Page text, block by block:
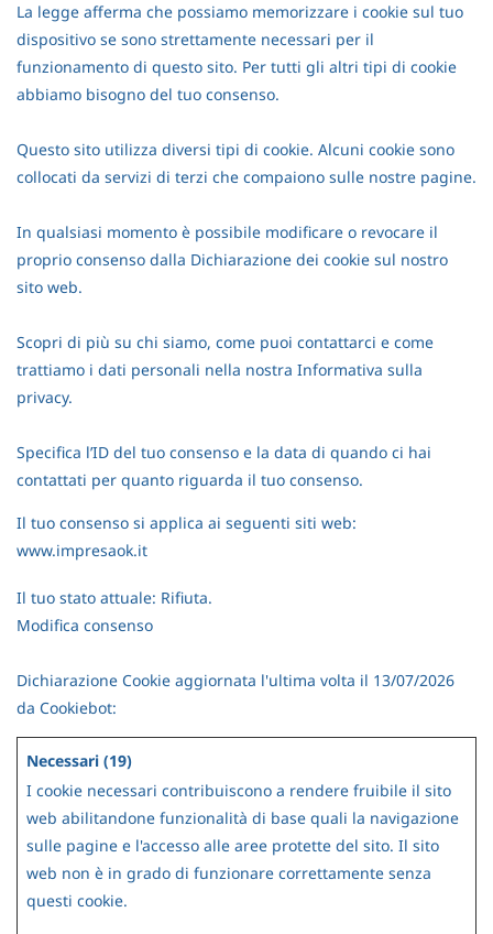
La legge afferma che possiamo memorizzare i cookie sul tuo
dispositivo se sono strettamente necessari per il
funzionamento di questo sito. Per tutti gli altri tipi di cookie
abbiamo bisogno del tuo consenso.
Questo sito utilizza diversi tipi di cookie. Alcuni cookie sono
collocati da servizi di terzi che compaiono sulle nostre pagine.
In qualsiasi momento è possibile modificare o revocare il
proprio consenso dalla Dichiarazione dei cookie sul nostro
sito web.
Scopri di più su chi siamo, come puoi contattarci e come
trattiamo i dati personali nella nostra Informativa sulla
privacy.
Specifica l’ID del tuo consenso e la data di quando ci hai
contattati per quanto riguarda il tuo consenso.
Il tuo consenso si applica ai seguenti siti web:
www.impresaok.it
Il tuo stato attuale: Rifiuta.
Modifica consenso
Dichiarazione Cookie aggiornata l'ultima volta il 13/07/2026
da Cookiebot:
Necessari (19)
I cookie necessari contribuiscono a rendere fruibile il sito
web abilitandone funzionalità di base quali la navigazione
sulle pagine e l'accesso alle aree protette del sito. Il sito
web non è in grado di funzionare correttamente senza
questi cookie.